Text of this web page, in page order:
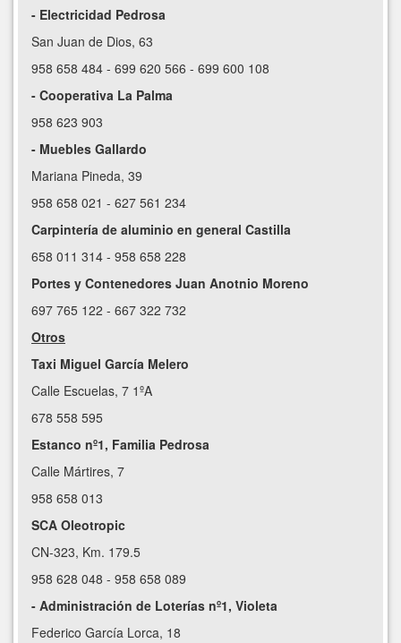
- Electricidad Pedrosa
San Juan de Dios, 63
958 658 484 - 699 620 566 - 699 600 108
- Cooperativa La Palma
958 623 903
- Muebles Gallardo
Mariana Pineda, 39
958 658 021 - 627 561 234
Carpintería de aluminio en general Castilla
658 011 314 - 958 658 228
Portes y Contenedores Juan Anotnio Moreno
697 765 122 - 667 322 732
Otros
Taxi Miguel García Melero
Calle Escuelas, 7 1ºA
678 558 595
Estanco nº1, Familia Pedrosa
Calle Mártires, 7
958 658 013
SCA Oleotropic
CN-323, Km. 179.5
958 628 048 - 958 658 089
- Administración de Loterías nº1, Violeta
Federico García Lorca, 18